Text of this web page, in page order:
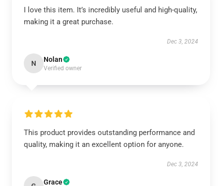
I love this item. It’s incredibly useful and high-quality,
making it a great purchase.
Dec 3, 2024
N Nolan
Verified owner
This product provides outstanding performance and
quality, making it an excellent option for anyone.
Dec 3, 2024
Grace